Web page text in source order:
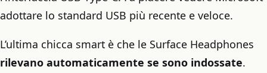
adottare lo standard USB più recente e veloce.
L’ultima chicca smart è che le Surface Headphones
rilevano automaticamente se sono indossate.